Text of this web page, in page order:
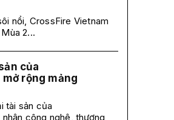
nổi, CrossFire Vietnam
2...
của
rộng mảng
tài sản của
công nghệ, thương